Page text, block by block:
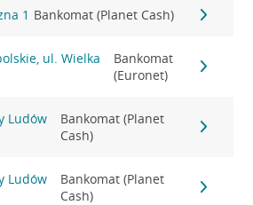
1 Bankomat (Planet Cash)
ul. Wielka
Bankomat
(Euronet)
Ludów
Bankomat (Planet
Cash)
Ludów
Bankomat (Planet
Cash)